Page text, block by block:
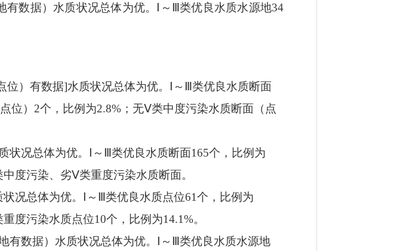
有数据）水质状况总体为优。 ～ 类优良水质水源地34
位）有数据]水质状况总体为优。 Ⅰ ～ Ⅲ类优良水质断面
位） 2个，比例为2.8% ； 无Ⅴ类中度污染水质断面（点
状况总体为优。 Ⅰ ～ Ⅲ类优良水质断面165个，比例为
中度污染、 劣Ⅴ类重度污染水质断面。
状况总体为优。 Ⅰ ～ Ⅲ类优良水质点位61个，比例为
重度污染水质点位10个，比例为14.1%。
有数据）水质状况总体为优。 Ⅰ ～ Ⅲ类优良水质水源地